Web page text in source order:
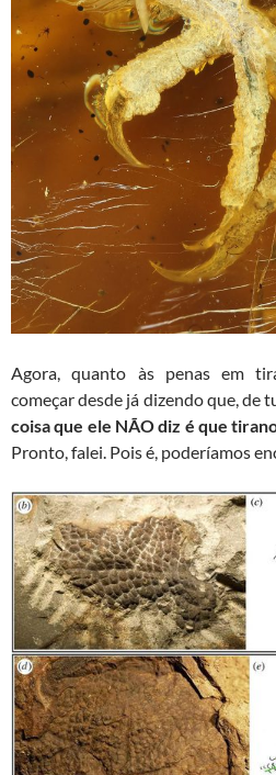
Agora, quanto às penas em
começar desde já dizendo que, de
coisa que ele NÃO diz é que
Pronto, falei. Pois é, poderíamos